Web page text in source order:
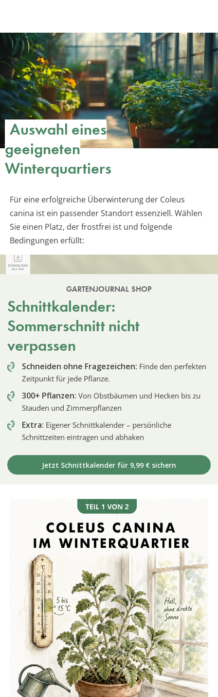
Auswahl eines
geeigneten
Winterquartiers
Für eine erfolgreiche Überwinterung der Coleus
canina ist ein passender Standort essenziell. Wählen
Sie einen Platz, der frostfrei ist und folgende
Bedingungen erfüllt:
GARTENJOURNAL SHOP
Schnittkalender:
Sommerschnitt nicht
verpassen
Schneiden ohne Fragezeichen: Finde den perfekten
Zeitpunkt für jede Pflanze.
300+ Pflanzen: Von Obstbäumen und Hecken bis zu
Stauden und Zimmerpflanzen
Extra: Eigener Schnittkalender – persönliche
Schnittzeiten eintragen und abhaken
Jetzt Schnittkalender für 9,99 € sichern